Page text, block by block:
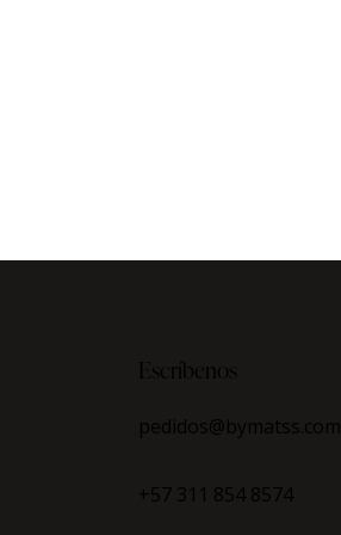
Escríbenos
pedidos@bymatss.com
+57 311 854 8574